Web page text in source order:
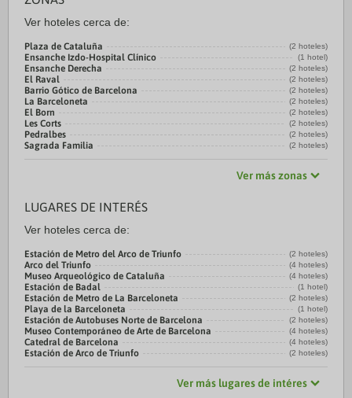
Ver hoteles cerca de:
Plaza de Cataluña (2 hoteles)
Ensanche Izdo-Hospital Clínico (1 hotel)
Ensanche Derecha (2 hoteles)
El Raval (2 hoteles)
Barrio Gótico de Barcelona (2 hoteles)
La Barceloneta (2 hoteles)
El Born (2 hoteles)
Les Corts (2 hoteles)
Pedralbes (2 hoteles)
Sagrada Familia (2 hoteles)
Ver más zonas
LUGARES DE INTERÉS
Ver hoteles cerca de:
Estación de Metro del Arco de Triunfo (2 hoteles)
Arco del Triunfo (4 hoteles)
Museo Arqueológico de Cataluña (4 hoteles)
Estación de Badal (1 hotel)
Estación de Metro de La Barceloneta (2 hoteles)
Playa de la Barceloneta (1 hotel)
Estación de Autobuses Norte de Barcelona (2 hoteles)
Museo Contemporáneo de Arte de Barcelona (4 hoteles)
Catedral de Barcelona (4 hoteles)
Estación de Arco de Triunfo (2 hoteles)
Ver más lugares de intéres